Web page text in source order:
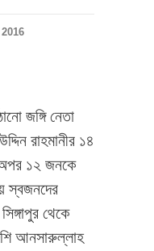
জঙ্গি নেতা
রাহমানীর ১৪
অপর ১২ জনকে
স্বজনদের
থেকে
আনসারুল্লাহ